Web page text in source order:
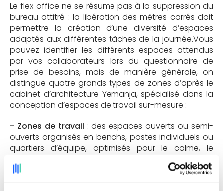
Le flex office ne se résume pas à la suppression du
bureau attitré : la libération des mètres carrés doit
permettre la création d’une diversité d’espaces
adaptés aux différentes tâches de la journée.Vous
pouvez identifier les différents espaces attendus
par vos collaborateurs lors du questionnaire de
prise de besoins, mais de manière générale, on
distingue quatre grands types de zones d’après le
cabinet d’architecture Yemanja, spécialisé dans la
conception d’espaces de travail sur-mesure :
- Zones de travail : des espaces ouverts ou semi-
ouverts organisés en benchs, postes individuels ou
quartiers d’équipe, optimisés pour le calme, le
confort ergonomique et la lumière naturelle, et
conçus pour accueillir une diversité de postures de
travail selon les besoins des métiers ;